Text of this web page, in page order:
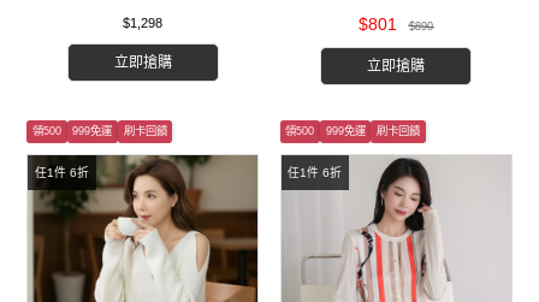
$1,298
立即搶購
$801 $890
立即搶購
任1件 6折
領500 999免運 刷卡回饋
任1件 6折
領500 999免運 刷卡回饋